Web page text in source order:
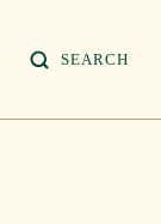
SEARCH